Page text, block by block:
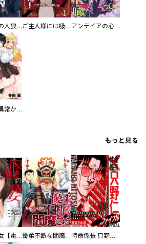
白き乙女の人狼（ウェアウルフ） 【連載版】 ご主人様には吸わせません！ 【連載版】 アンテイアの心臓 【連載版】
幼馴染の異常かわいい妹ちゃん 【連載版】
もっと見る
復讐の魔女【電子単行本版】 優柔不断な閻魔さま 特命係長 只野仁ファイナル 愛蔵版